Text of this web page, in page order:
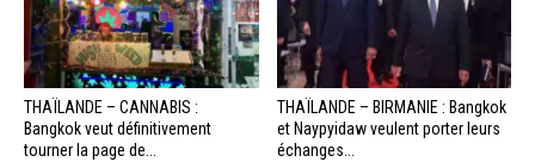
THAÏLANDE – CANNABIS :
Bangkok veut définitivement
tourner la page de...
THAÏLANDE – BIRMANIE : Bangkok
et Naypyidaw veulent porter leurs
échanges...